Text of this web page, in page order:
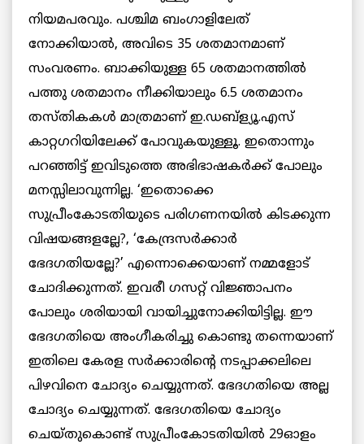
നിയമപരവും. പശ്ചിമ ബംഗാളിലേത്
നോക്കിയാല്‍, അവിടെ 35 ശതമാനമാണ്
സംവരണം. ബാക്കിയുള്ള 65 ശതമാനത്തില്‍
പത്തു ശതമാനം നീക്കിയാലും 6.5 ശതമാനം
തസ്തികകൾ മാത്രമാണ് ഇ.ഡബ്ള്യൂ.എസ്
കാറ്റഗറിയിലേക്ക് പോവുകയുള്ളൂ. ഇതൊന്നും
പറഞ്ഞിട്ട് ഇവിടുത്തെ അഭിഭാഷകർക്ക് പോലും
മനസ്സിലാവുന്നില്ല. ‘ഇതൊക്കെ
സുപ്രീംകോടതിയുടെ പരിഗണനയില്‍ കിടക്കുന്ന
വിഷയങ്ങളല്ലേ?, ‘കേന്ദ്രസര്‍ക്കാര്‍
ഭേദഗതിയല്ലേ?’ എന്നൊക്കെയാണ് നമ്മളോട്
ചോദിക്കുന്നത്. ഇവരീ ഗസറ്റ് വിജ്ഞാപനം
പോലും ശരിയായി വായിച്ചുനോക്കിയിട്ടില്ല. ഈ
ഭേദഗതിയെ അംഗീകരിച്ചു കൊണ്ടു തന്നെയാണ്
ഇതിലെ കേരള സര്‍ക്കാരിന്റെ നടപ്പാക്കലിലെ
പിഴവിനെ ചോദ്യം ചെയ്യുന്നത്. ഭേദഗതിയെ അല്ല
ചോദ്യം ചെയ്യുന്നത്. ഭേദഗതിയെ ചോദ്യം
ചെയ്തുകൊണ്ട് സുപ്രീംകോടതിയില്‍ 29ഓളം